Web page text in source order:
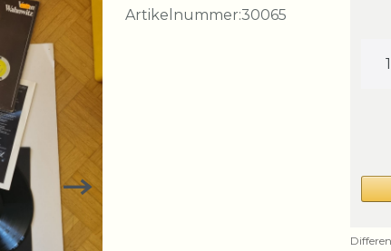
Artikelnummer:30065